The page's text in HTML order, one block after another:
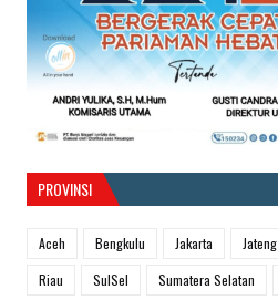
PROVINSI
Aceh Bengkulu Jakarta Jateng
Riau
SulSel Sumatera Selatan